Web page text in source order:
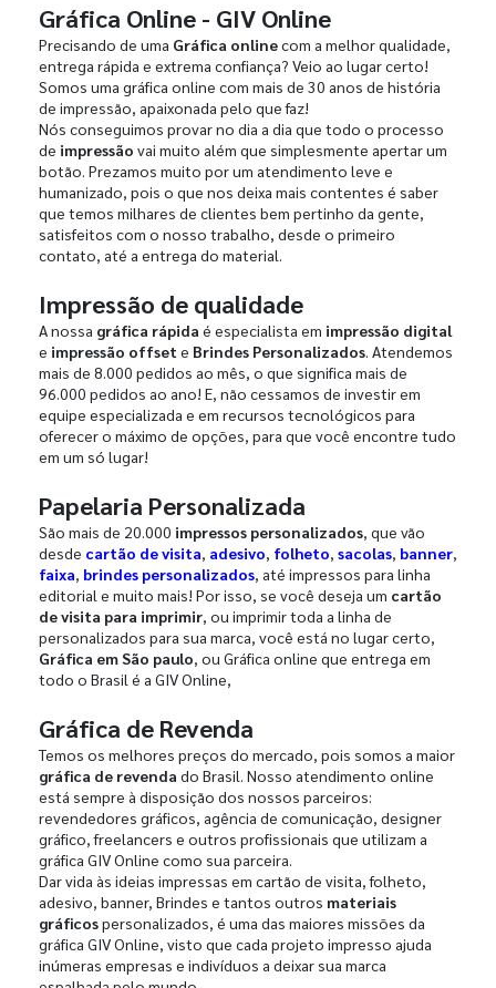
Gráfica Online - GIV Online
Precisando de uma Gráfica onlinecom a melhor qualidade,
entrega rápida e extrema confiança? Veio ao lugar certo!
Somos uma gráfica online com mais de 30 anos de história
de impressão, apaixonada pelo que faz!
Nós conseguimos provar no dia a dia que todo o processo
de impressão vai muito além que simplesmente apertar um
botão. Prezamos muito por um atendimento leve e
humanizado, pois o que nos deixa mais contentes é saber
que temos milhares de clientes bem pertinho da gente,
satisfeitos com o nosso trabalho, desde o primeiro
contato, até a entrega do material.
Impressão de qualidade
A nossa gráfica rápida é especialista em impressão digital
e impressão offset e Brindes Personalizados. Atendemos
mais de 8.000 pedidos ao mês, o que significa mais de
96.000 pedidos ao ano! E, não cessamos de investir em
equipe especializada e em recursos tecnológicos para
oferecer o máximo de opções, para que você encontre tudo
em um só lugar!
Papelaria Personalizada
São mais de 20.000 impressos personalizados, que vão
desde cartão de visita, adesivo, folheto, sacolas, banner,
faixa, brindes personalizados, até impressos para linha
editorial e muito mais! Por isso, se você deseja um cartão
de visita para imprimir, ou imprimir toda a linha de
personalizados para sua marca, você está no lugar certo,
Gráfica em São paulo, ou Gráfica online que entrega em
todo o Brasil é a GIV Online,
Gráfica de Revenda
Temos os melhores preços do mercado, pois somos a maior
gráfica de revenda do Brasil. Nosso atendimento online
está sempre à disposição dos nossos parceiros:
revendedores gráficos, agência de comunicação, designer
gráfico, freelancers e outros profissionais que utilizam a
gráfica GIV Online como sua parceira.
Dar vida às ideias impressas em cartão de visita, folheto,
adesivo, banner, Brindes e tantos outros materiais
gráficospersonalizados, é uma das maiores missões da
gráfica GIV Online, visto que cada projeto impresso ajuda
inúmeras empresas e indivíduos a deixar sua marca